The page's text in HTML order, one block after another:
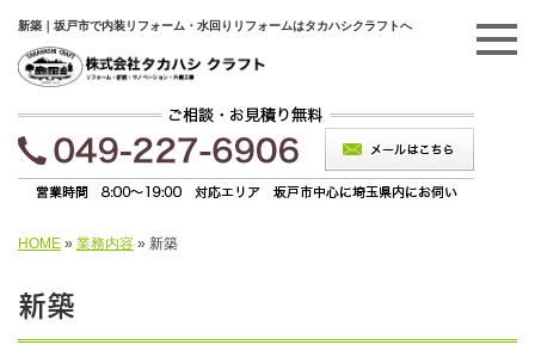
新築｜坂戸市で内装リフォーム・水回りリフォームはタカハシクラフトへ
HOME » 業務内容 » 新築
新築